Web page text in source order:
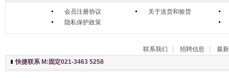
会员注册协议
隐私保护政策
关于送货和验货
联系我们 招聘信息
最
快捷联系 M:固定021-3463 5258